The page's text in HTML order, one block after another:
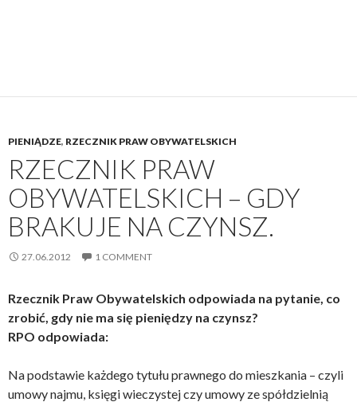
PIENIĄDZE, RZECZNIK PRAW OBYWATELSKICH
RZECZNIK PRAW
OBYWATELSKICH – GDY
BRAKUJE NA CZYNSZ.
27.06.2012 1 COMMENT
Rzecznik Praw Obywatelskich odpowiada na pytanie, co
zrobić, gdy nie ma się pieniędzy na czynsz?
RPO odpowiada:
Na podstawie każdego tytułu prawnego do mieszkania – czyli
umowy najmu, księgi wieczystej czy umowy ze spółdzielnią